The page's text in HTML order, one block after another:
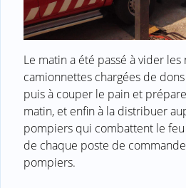
Le matin a été passé à vider
camionnettes chargées de
puis à couper le pain et
matin, et enfin à la distribuer
pompiers qui combattent le
de chaque poste de
pompiers.